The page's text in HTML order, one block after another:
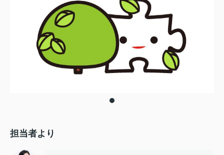
担当者より